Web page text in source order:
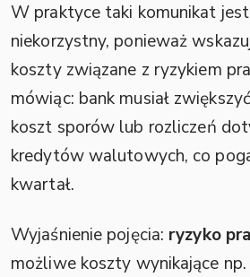
W praktyce taki komunikat
niekorzystny, ponieważ
koszty związane z ryzykiem
mówiąc: bank musiał
koszt sporów lub rozliczeń
kredytów walutowych, co
kwartał.
Wyjaśnienie pojęcia: ryzyko
możliwe koszty wynikające